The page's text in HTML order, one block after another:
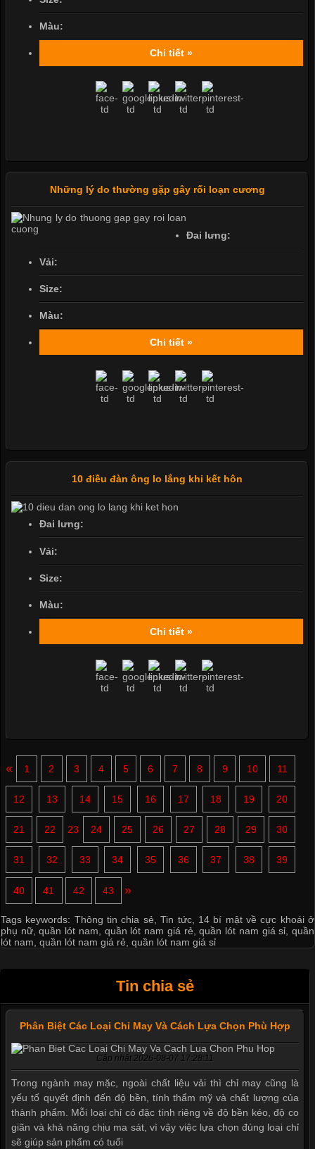
Màu:
Chi tiết »
Những lý do thường gặp gây rối loạn cương
Đai lưng:
Vải:
Size:
Màu:
Chi tiết »
10 điều đàn ông lo lắng khi kết hôn
Đai lưng:
Vải:
Size:
Màu:
Chi tiết »
« 1 2 3 4 5 6 7 8 9 10 11
12 13 14 15 16 17 18 19 20
21 22 23 24 25 26 27 28 29 30
31 32 33 34 35 36 37 38 39
40 41 42 43 »
Tags keywords: Thông tin chia sẻ,Tin tức, 14 bí mật về cực khoái ở
phụ nữ,quần lót nam, quần lót nam giá rẻ,quần lót nam giá sỉ,quần
lót nam, quần lót nam giá rẻ, quần lót nam giá sỉ
Tin chia sẻ
Phân Biệt Các Loại Chỉ May Và Cách Lựa Chọn Phù Hợp
Cập nhật 2026-08-07 17:28:11
Trong ngành may mặc, ngoài chất liệu vải thì chỉ may cũng là
yếu tố quyết định đến độ bền, tính thẩm mỹ và chất lượng của
thành phẩm. Mỗi loại chỉ có đặc tính riêng về độ bền kéo, độ co
giãn và khả năng chịu ma sát, vì vậy việc lựa chọn đúng loại chỉ
sẽ giúp sản phẩm có tuổi